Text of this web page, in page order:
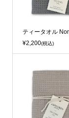
ティータオル
¥2,200(税込)